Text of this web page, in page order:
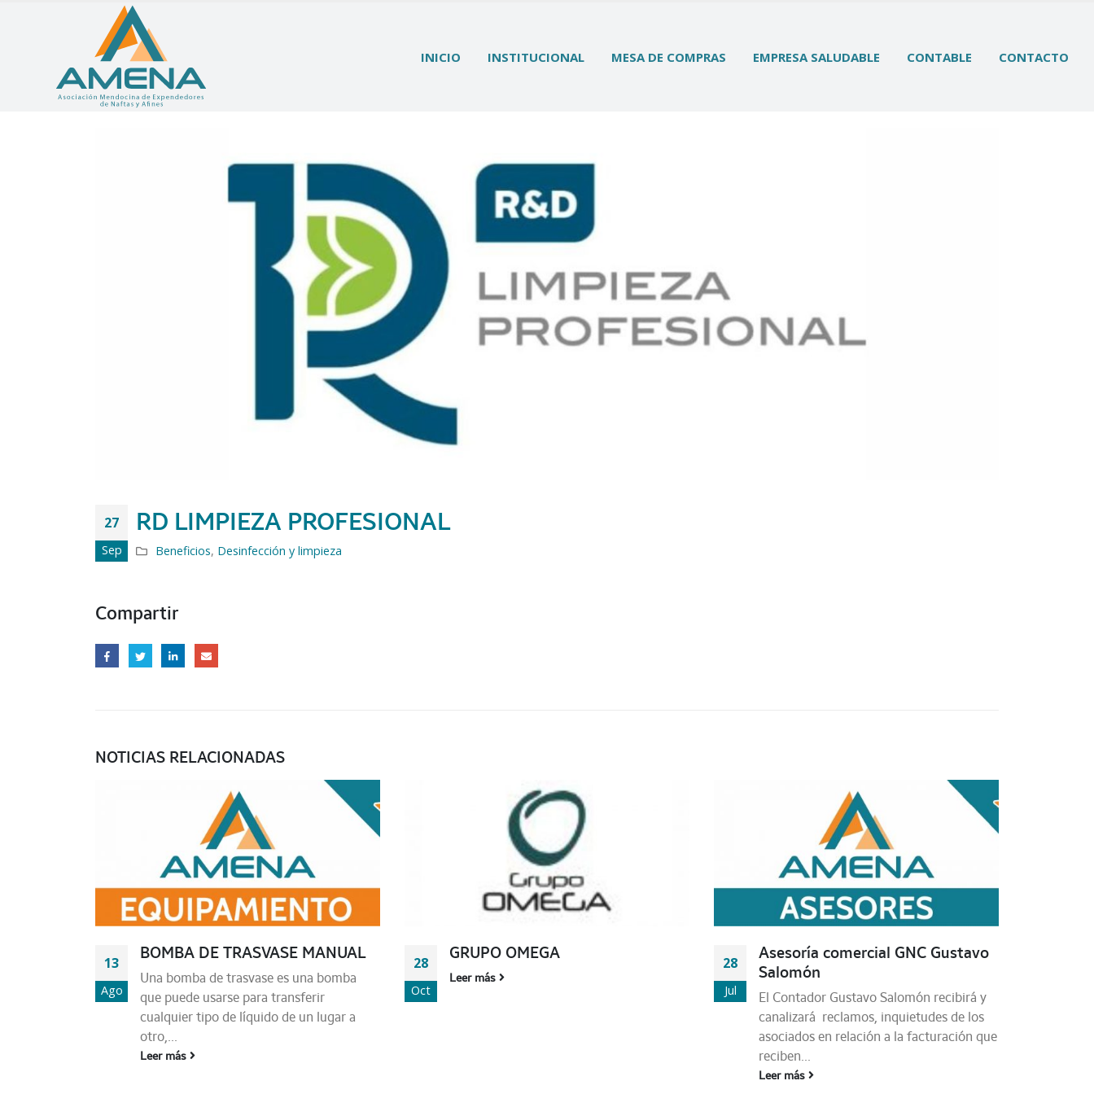
INICIO INSTITUCIONAL MESA DE COMPRAS EMPRESA SALUDABLE CONTABLE CONTACTO
27
Sep
RD LIMPIEZA PROFESIONAL
Beneficios, Desinfección y limpieza
Compartir
NOTICIAS RELACIONADAS
13
Ago
BOMBA DE TRASVASE MANUAL
Una bomba de trasvase es una bomba
que puede usarse para transferir
cualquier tipo de líquido de un lugar a
otro,...
Leer más
28
Oct
GRUPO OMEGA
Leer más
28
Jul
Asesoría comercial GNC Gustavo
Salomón
El Contador Gustavo Salomón recibirá y
canalizará reclamos, inquietudes de los
asociados en relación a la facturación que
reciben...
Leer más